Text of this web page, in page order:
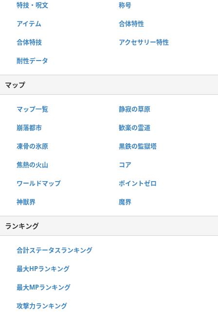
特技・呪文 称号
アイテム 合体特性
合体特技 アクセサリー特性
耐性データ
マップ
マップ一覧 静寂の草原
崩落都市 歓楽の霊道
凍骨の氷原 黒鉄の監獄塔
焦熱の火山 コア
ワールドマップ ポイントゼロ
神獣界 魔界
ランキング
合計ステータスランキング
最大HPランキング
最大MPランキング
攻撃力ランキング